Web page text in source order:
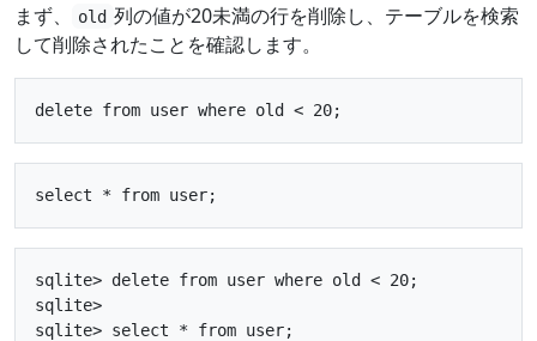
まず、 old 列の値が20未満の行を削除し、テーブルを検索
して削除されたことを確認します。
sqlite> delete from user where old < 20;
sqlite>
sqlite> select * from user;